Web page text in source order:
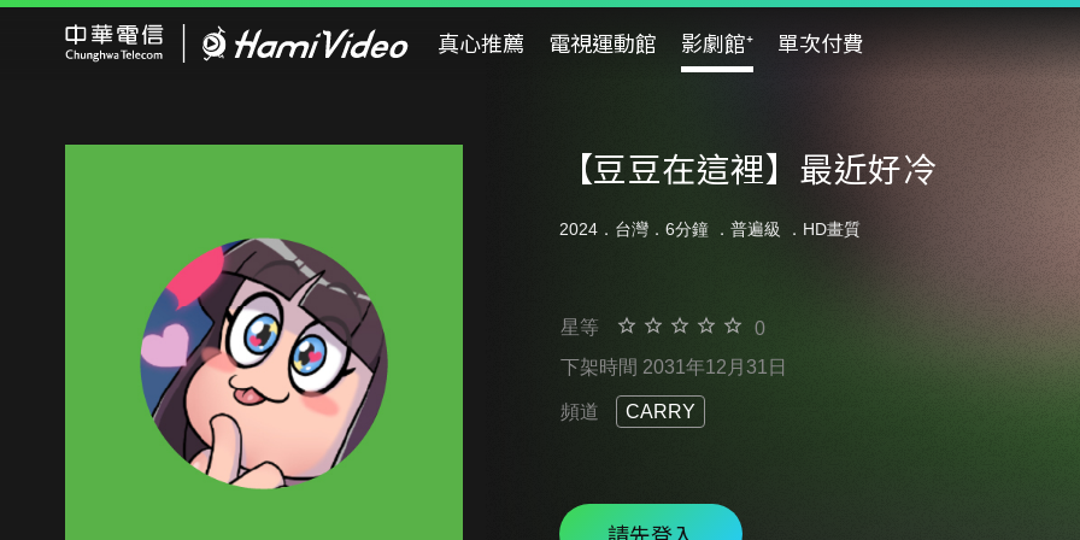
真心推薦 電視運動館 影劇館⁺ 單次付費
【豆豆在這裡】最近好冷
2024．台灣．6分鐘 ． 普遍級 ．HD畫質
星等
0
下架時間 2031年12月31日
頻道 CARRY